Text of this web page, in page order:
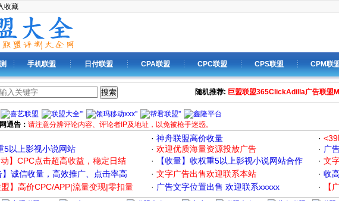
收藏
手机联盟 日付联盟 CPA联盟 CPC联盟 CPS联盟 CPM联
搜索 随机推荐: 巨盟联盟365ClickAdilla广告联盟
通告： 请注意分辨评论内容、评论者IP及地址，以免被枪手迷惑。
· 神舟联盟高价收量 ·
5以上影视小说网站 · 欢迎优质海量资源投放广告 · 广
动】CPC点击超高收益，稳定日结 · 【收量】收权重5以上影视小说网站合作 · 文
】诚信收量，高效推广、点击率高 · 文字广告出售欢迎联系本站 · 收
盟】高价CPC/APP|流量变现|零扣量 · 广告文字位置出售 欢迎联系xxxxx · 【